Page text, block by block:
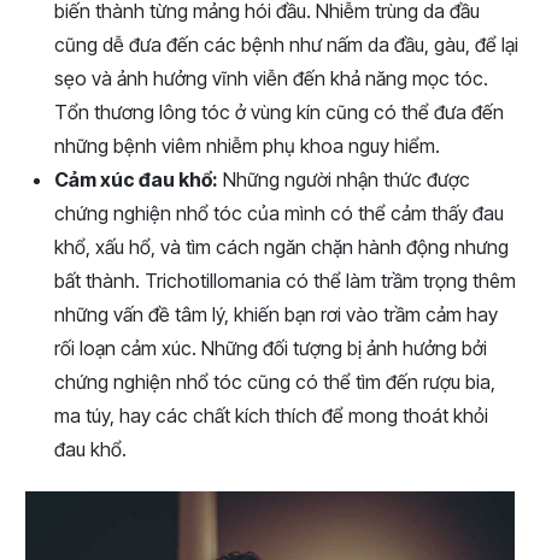
biến thành từng mảng hói đầu. Nhiễm trùng da đầu
cũng dễ đưa đến các bệnh như nấm da đầu, gàu, để lại
sẹo và ảnh hưởng vĩnh viễn đến khả năng mọc tóc.
Tổn thương lông tóc ở vùng kín cũng có thể đưa đến
những bệnh viêm nhiễm phụ khoa nguy hiểm.
Cảm xúc đau khổ: Những người nhận thức được
chứng nghiện nhổ tóc của mình có thể cảm thấy đau
khổ, xấu hổ, và tìm cách ngăn chặn hành động nhưng
bất thành. Trichotillomania có thể làm trầm trọng thêm
những vấn đề tâm lý, khiến bạn rơi vào trầm cảm hay
rối loạn cảm xúc. Những đối tượng bị ảnh hưởng bởi
chứng nghiện nhổ tóc cũng có thể tìm đến rượu bia,
ma túy, hay các chất kích thích để mong thoát khỏi
đau khổ.